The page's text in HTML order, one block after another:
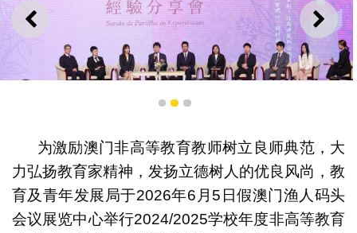
上一则 下一
第一场经验分享会
1 2 3
为激励澳门非高等教育教师树立良师典范，大
力弘扬教育家精神，发扬立德树人的优良风尚，教
育及青年发展局于2026年6月5日假澳门渔人码头
会议展览中心举行2024/2025学校年度非高等教育